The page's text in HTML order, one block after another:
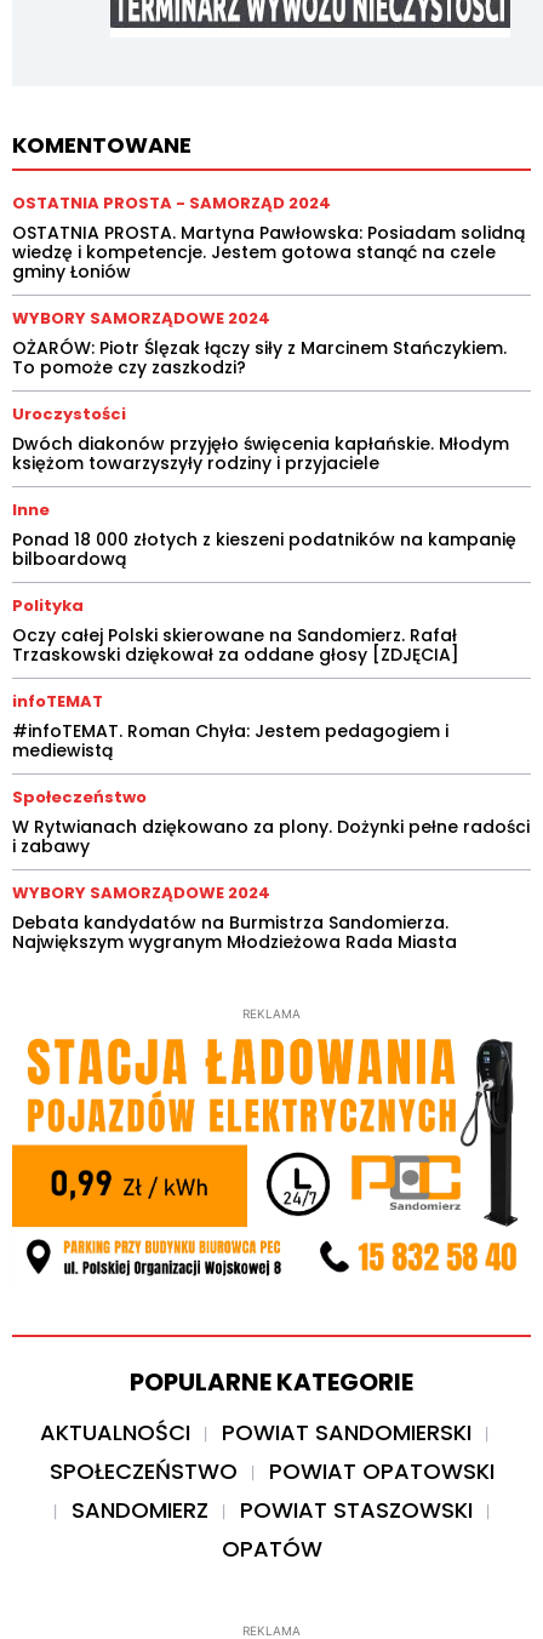
KOMENTOWANE
OSTATNIA PROSTA - SAMORZĄD 2024
OSTATNIA PROSTA. Martyna Pawłowska: Posiadam solidną
wiedzę i kompetencje. Jestem gotowa stanąć na czele
gminy Łoniów
WYBORY SAMORZĄDOWE 2024
OŻARÓW: Piotr Ślęzak łączy siły z Marcinem Stańczykiem.
To pomoże czy zaszkodzi?
Uroczystości
Dwóch diakonów przyjęło święcenia kapłańskie. Młodym
księżom towarzyszyły rodziny i przyjaciele
Inne
Ponad 18 000 złotych z kieszeni podatników na kampanię
bilboardową
Polityka
Oczy całej Polski skierowane na Sandomierz. Rafał
Trzaskowski dziękował za oddane głosy [ZDJĘCIA]
infoTEMAT
#infoTEMAT. Roman Chyła: Jestem pedagogiem i
mediewistą
Społeczeństwo
W Rytwianach dziękowano za plony. Dożynki pełne radości
i zabawy
WYBORY SAMORZĄDOWE 2024
Debata kandydatów na Burmistrza Sandomierza.
Największym wygranym Młodzieżowa Rada Miasta
REKLAMA
POPULARNE KATEGORIE
AKTUALNOŚCI
POWIAT SANDOMIERSKI
SPOŁECZEŃSTWO
POWIAT OPATOWSKI
SANDOMIERZ
POWIAT STASZOWSKI
OPATÓW
REKLAMA